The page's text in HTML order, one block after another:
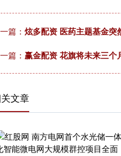
篇： 炫多配资 医药主题基金突
篇： 赢金配资 花旗将未来三
文章